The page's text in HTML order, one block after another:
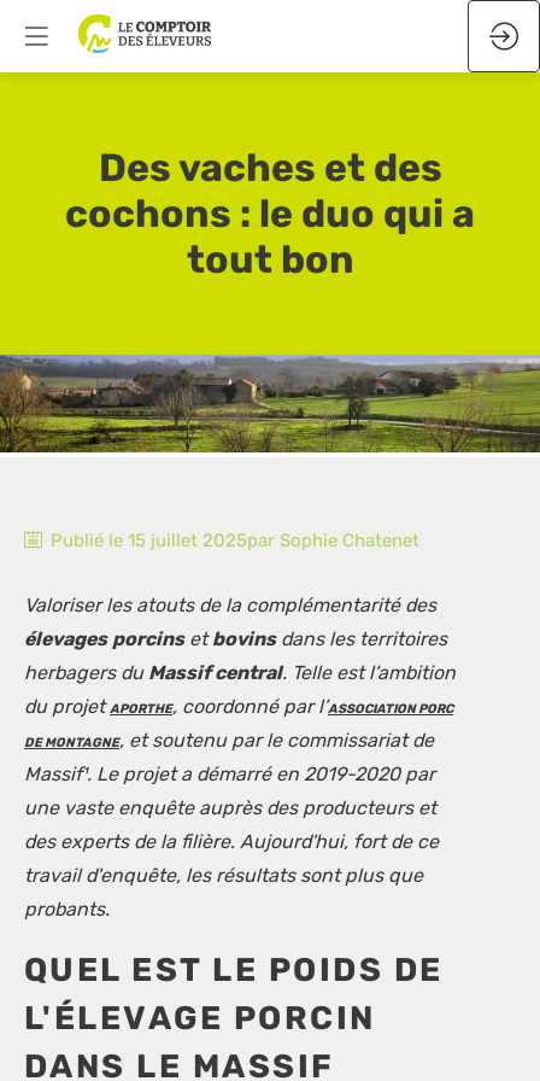
Des vaches et des
cochons : le duo qui a
tout bon
Publié le 15 juillet 2025par Sophie Chatenet
Valoriser les atouts de la complémentarité des
élevages porcinsetbovinsdans les territoires
herbagers du Massif central. Telle est l’ambition
du projetAPORTHE, coordonné par l’ASSOCIATION PORC
DE MONTAGNE, et soutenu par le commissariat de
Massif¹. Le projet a démarré en 2019-2020 par
une vaste enquête auprès des producteurs et
des experts de la filière. Aujourd'hui, fort de ce
travail d'enquête, les résultats sont plus que
probants.
QUEL EST LE POIDS DE
L'ÉLEVAGE PORCIN
DANS LE MASSIF